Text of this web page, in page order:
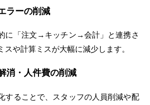
ラーの削減
に「注文→キッチン→会計」と連携さ
スや計算ミスが大幅に減少します。
消・人件費の削減
することで、スタッフの人員削減や配